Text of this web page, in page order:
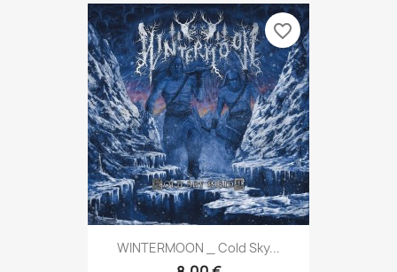
WINTERMOON _ Cold Sky...
favorite_border